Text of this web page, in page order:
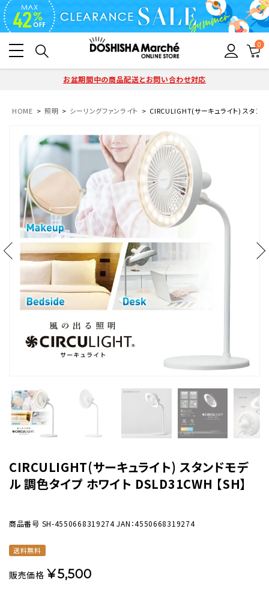
0
お盆期間中の商品配送とお問い合わせ対応
HOME 照明 シーリングファンライト CIRCULIGHT(サーキュライト) スタン
CIRCULIGHT(サーキュライト) スタンドモデ
ル 調色タイプ ホワイト DSLD31CWH 【SH】
商品番号 SH-4550668319274 JAN：4550668319274
送料無料
販売価格 ¥5,500